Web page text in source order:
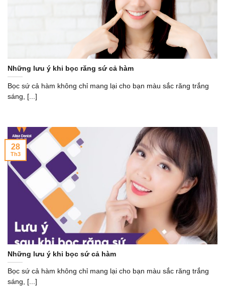
Những lưu ý khi bọc răng sứ cả hàm
Bọc sứ cả hàm không chỉ mang lại cho bạn màu sắc răng trắng
sáng, [...]
Những lưu ý khi bọc sứ cả hàm
Bọc sứ cả hàm không chỉ mang lại cho bạn màu sắc răng trắng
sáng, [...]
28
Th3